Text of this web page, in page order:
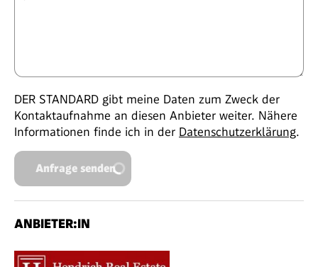
DER STANDARD gibt meine Daten zum Zweck der
Kontaktaufnahme an diesen Anbieter weiter. Nähere
Informationen finde ich in der Datenschutzerklärung.
Anfrage senden
ANBIETER:IN